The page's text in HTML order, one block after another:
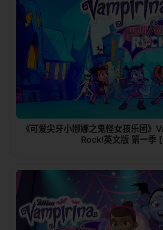
《可爱尖牙小娜娜之鬼怪女孩乐团
Rock!英文版 第一季